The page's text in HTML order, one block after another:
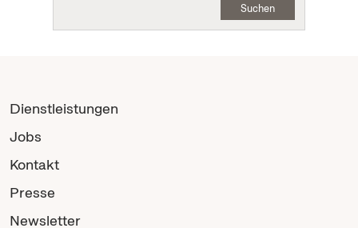
Suchen
Dienstleistungen
Jobs
Kontakt
Presse
Newsletter